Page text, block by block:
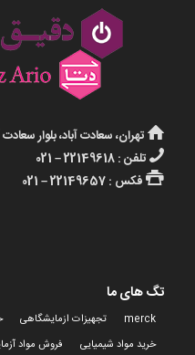
تهران، سعادت آباد، بلوار سعادت آباد، خیابان ۳۴
تلفن : 22149618 – 021
فکس : 22149657 – 021
تگ های ما
merck تجهیزات ازمایشگاهی
خرید مواد شیمیایی
فروش مواد